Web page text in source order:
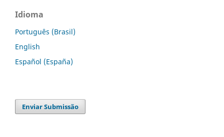
Idioma
Português (Brasil)
English
Español (España)
Enviar Submissão